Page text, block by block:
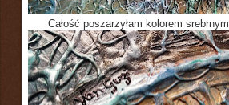
Całość poszarzyłam kolorem srebrnym.